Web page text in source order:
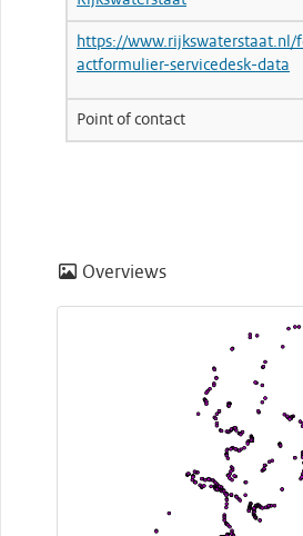
https://www.rijkswaterstaat.nl/
actformulier-servicedesk-data
Point of contact
Overviews